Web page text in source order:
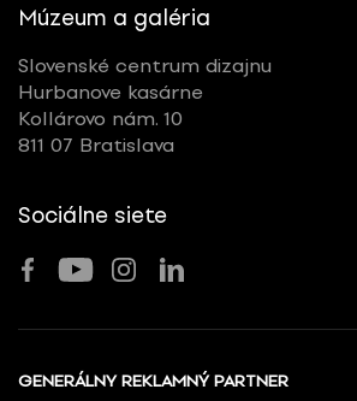
Múzeum a galéria
Slovenské centrum dizajnu
Hurbanove kasárne
Kollárovo nám. 10
811 07 Bratislava
Sociálne siete
GENERÁLNY REKLAMNÝ PARTNER